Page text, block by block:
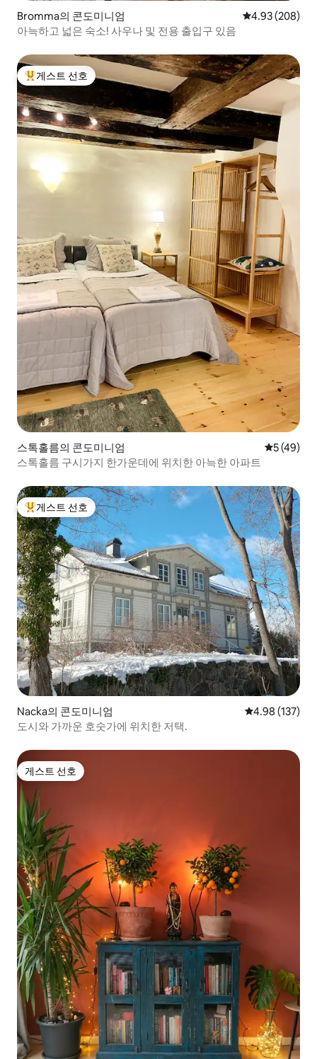
Bromma의 콘도미니엄 평점 4.93점(5
4.93 (208)
아늑하고 넓은 숙소! 사우나 및 전용 출입구 있음
상위 게스트 선호
게스트 선호
스톡홀름의 콘도미니엄 평점 5점(5
5 (49)
스톡홀름 구시가지 한가운데에 위치한 아늑한 아파트
상위 게스트 선호
게스트 선호
Nacka의 콘도미니엄 평점 4.98점(5
4.98 (137)
도시와 가까운 호숫가에 위치한 저택.
게스트 선호
게스트 선호